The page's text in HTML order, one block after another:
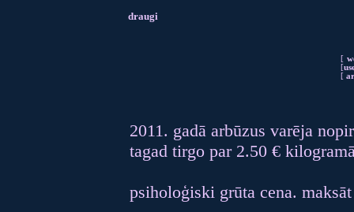
draugi
[
[
[
2011. gadā arbūzus varēja
tagad tirgo par 2.50 €
psiholoģiski grūta cena.